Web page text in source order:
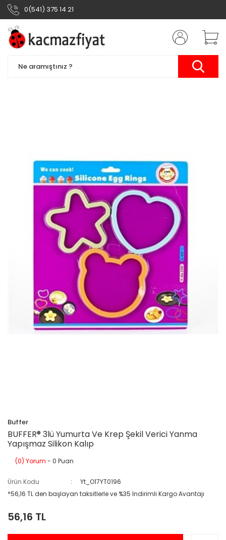
0(541) 375 14 21
Buffer
BUFFER® 3lü Yumurta Ve Krep Şekil Verici Yanma
Yapışmaz Silikon Kalıp
(0) Yorum - 0 Puan
Ürün Kodu
Yt_O17YT0196
*56,16 TL den başlayan taksitlerle ve %35 İndirimli Kargo Avantajı
56,16 TL